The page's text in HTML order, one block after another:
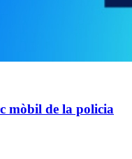
mòbil de la policia